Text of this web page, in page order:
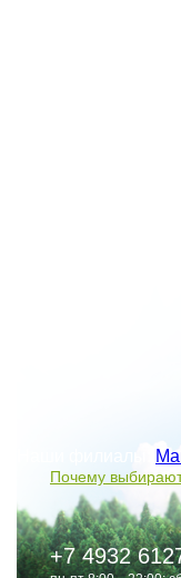
Почему
+7 4932